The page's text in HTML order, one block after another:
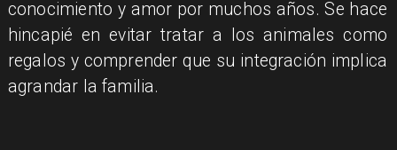
conocimiento y amor por muchos años. Se hace
hincapié en evitar tratar a los animales como
regalos y comprender que su integración implica
agrandar la familia.